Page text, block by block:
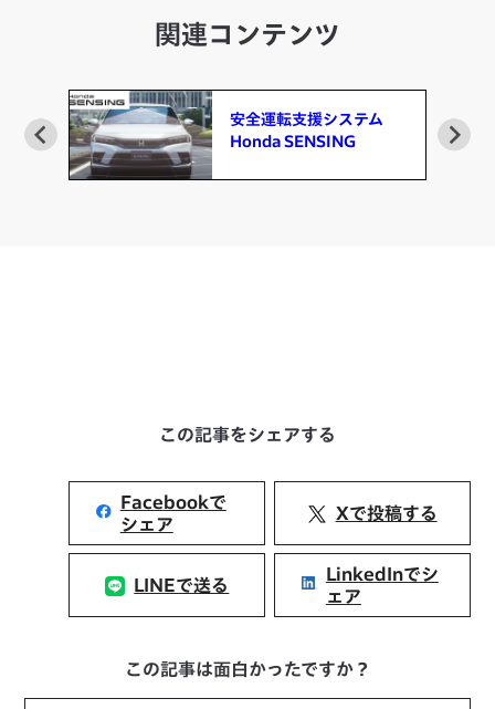
関連コンテンツ
安全運転支援システム
Honda SENSING
この記事をシェアする
Facebookで
シェア
Xで投稿する
LINEで送る
LinkedInでシ
ェア
この記事は面白かったですか？